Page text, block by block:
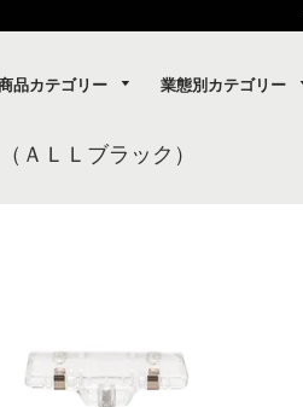
品カテゴリー 業態別カテゴリー
ＡＬＬブラック）